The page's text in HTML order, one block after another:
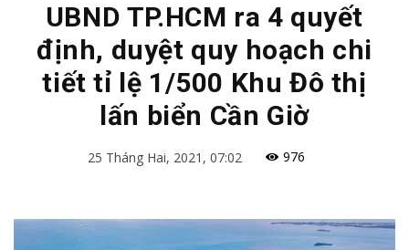
THÀNH
ĐẠT
UBND TP.HCM ra 4 quyết
định, duyệt quy hoạch chi
tiết tỉ lệ 1/500 Khu Đô thị
lấn biển Cần Giờ
25 Tháng Hai, 2021, 07:02 976